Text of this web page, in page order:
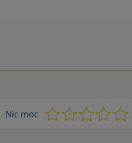
Nic moc 1 2 3 4 5